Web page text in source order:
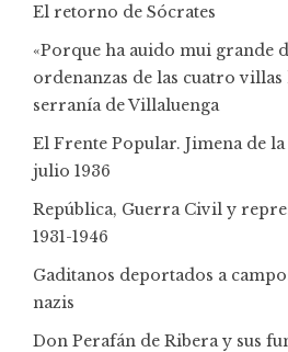
El retorno de Sócrates
«Porque ha auido mui grande
ordenanzas de las cuatro villas
serranía de Villaluenga
El Frente Popular. Jimena de
julio 1936
República, Guerra Civil y
1931-1946
Gaditanos deportados a
nazis
Don Perafán de Ribera y sus